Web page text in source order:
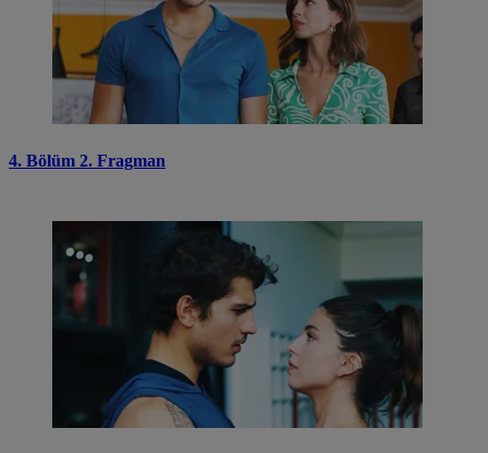
4. Bölüm 2. Fragman